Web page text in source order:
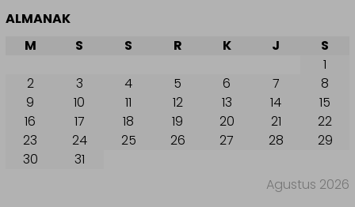
ALMANAK
Agustus 2026
M S S R K J
S
1
2
3 4 5 6 7
8
9
10 11 12 13 14
15
16
17 18 19 20 21
22
23
24 25 26 27 28
29
30
31